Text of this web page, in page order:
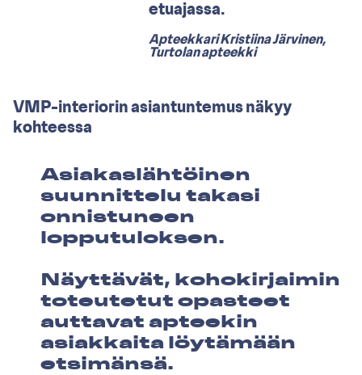
etuajassa.
Apteekkari Kristiina Järvinen,
Turtolan apteekki
VMP-interiorin asiantuntemus näkyy
kohteessa
Asiakaslähtöinen
suunnittelu takasi
onnistuneen
lopputuloksen.
Näyttävät, kohokirjaimin
toteutetut opasteet
auttavat apteekin
asiakkaita löytämään
etsimänsä.